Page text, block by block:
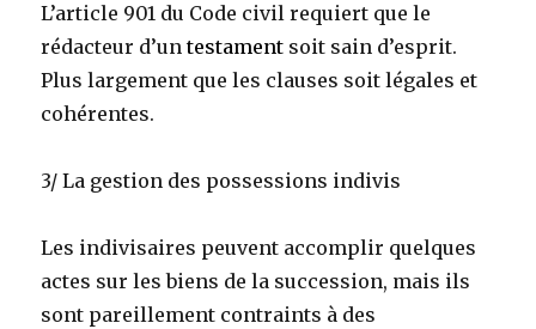
L’article 901 du Code civil requiert que le
rédacteur d’untestament soit sain d’esprit.
Plus largement que les clauses soit légales et
cohérentes.
3/ La gestion des possessions indivis
Les indivisaires peuvent accomplir quelques
actes sur les biens de la succession, mais ils
sont pareillement contraints à des